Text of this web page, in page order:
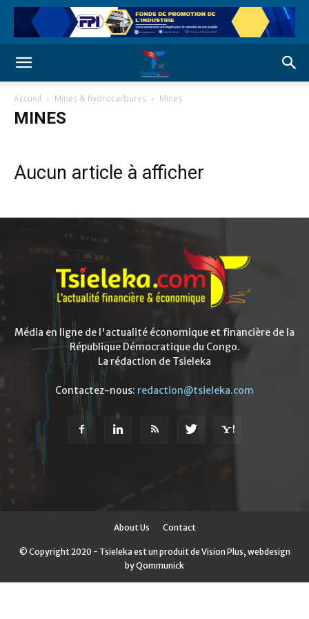
Accueil Mines & hydrocarbures Mines
MINES
Aucun article à afficher
Média en ligne de l'actualité économique et financière de la
République Démocratique du Congo.
La rédaction de Tsieleka
Contactez-nous: redaction@tsieleka.com
About Us Contact
© Copyright 2020 - Tsieleka est un produit de Vision Plus, webdesign
by Qommunick